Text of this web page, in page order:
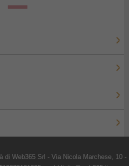
di Web365 Srl - Via Nicola Marchese, 10 -